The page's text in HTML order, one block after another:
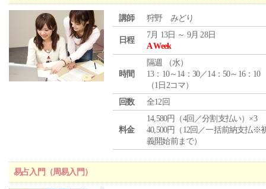
講師 狩野 みどり
日程
7月 13日 ～ 9月 28日
A Week
時間
隔週 （水）
13：10～14：30／14：50～16：10
（1日2コマ）
回数
全12回
料金
14,580円（4回／分割支払い）×3
40,500円（12回／一括前納支払※
義開始前まで）
易占入門（周易入門）